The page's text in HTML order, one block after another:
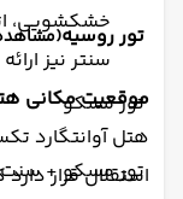
تور روسیه
تور مسکو
تور مسکو + سنت
خشکشویی،
سنتر نیز
موقعیت مکانی
هتل آوانتگارد
استقلال قرار